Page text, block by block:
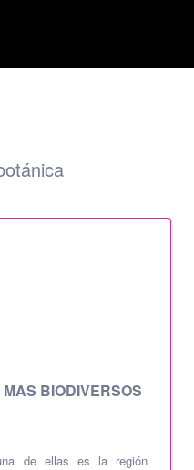
BIODIVERSOS
de ellas es la región